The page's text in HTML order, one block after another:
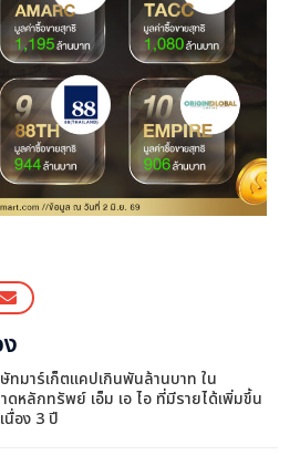
ทมาร์เก็ตแคปเกินพันล้านบาท ใน
ดหลักทรัพย์ เอ็ม เอ ไอ ที่มีรายได้เพิ่มขึ้น
นื่อง 3 ปี